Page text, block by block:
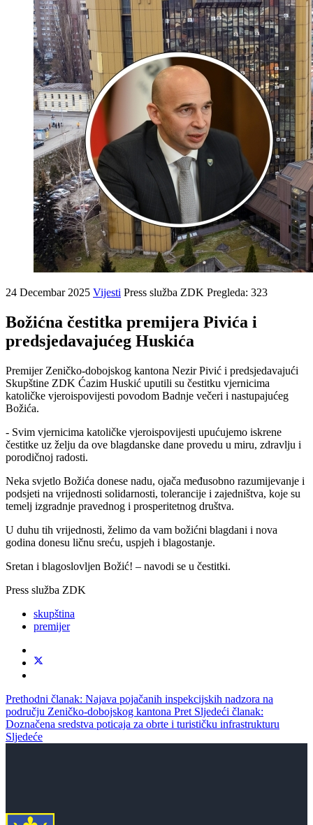
24 Decembar 2025 Vijesti Press služba ZDK Pregleda: 323
Božićna čestitka premijera Pivića i
predsjedavajućeg Huskića
Premijer Zeničko-dobojskog kantona Nezir Pivić i predsjedavajući
Skupštine ZDK Ćazim Huskić uputili su čestitku vjernicima
katoličke vjeroispovijesti povodom Badnje večeri i nastupajućeg
Božića.
- Svim vjernicima katoličke vjeroispovijesti upućujemo iskrene
čestitke uz želju da ove blagdanske dane provedu u miru, zdravlju i
porodičnoj radosti.
Neka svjetlo Božića donese nadu, ojača međusobno razumijevanje i
podsjeti na vrijednosti solidarnosti, tolerancije i zajedništva, koje su
temelj izgradnje pravednog i prosperitetnog društva.
U duhu tih vrijednosti, želimo da vam božićni blagdani i nova
godina donesu ličnu sreću, uspjeh i blagostanje.
Sretan i blagoslovljen Božić! – navodi se u čestitki.
Press služba ZDK
skupština
premijer
Prethodni članak: Najava pojačanih inspekcijskih nadzora na
području Zeničko-dobojskog kantona Pret Sljedeći članak:
Doznačena sredstva poticaja za obrte i turističku infrastrukturu
Sljedeće